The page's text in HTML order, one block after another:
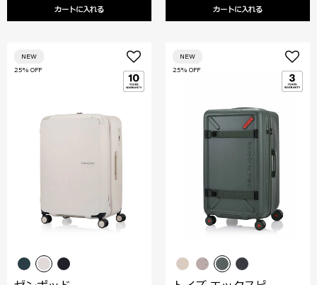
カートに入れる カートに入れる
25% OFF
NEW
25% OFF
NEW